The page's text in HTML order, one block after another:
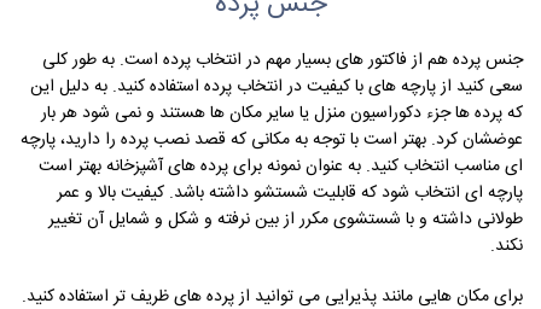
جنس پرده هم از فاکتور های بسیار مهم در انتخاب پرده است. به طور کلی
سعی کنید از پارچه های با کیفیت در انتخاب پرده استفاده کنید. به دلیل این
که پرده ها جزء دکوراسیون منزل یا سایر مکان ها هستند و نمی شود هر بار
عوضشان کرد. بهتر است با توجه به مکانی که قصد نصب پرده را دارید، پارچه
ای مناسب انتخاب کنید. به عنوان نمونه برای پرده های آشپزخانه بهتر است
پارچه ای انتخاب شود که قابلیت شستشو داشته باشد. کیفیت بالا و عمر
طولانی داشته و با شستشوی مکرر از بین نرفته و شکل و شمایل آن تغییر
نکند.
برای مکان هایی مانند پذیرایی می توانید از پرده های ظریف تر استفاده کنید.